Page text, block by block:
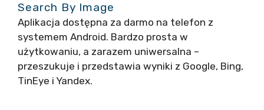
Search By Image
Aplikacja dostępna za darmo na telefon z
systemem Android. Bardzo prosta w
użytkowaniu, a zarazem uniwersalna –
przeszukuje i przedstawia wyniki z Google, Bing,
TinEye i Yandex.